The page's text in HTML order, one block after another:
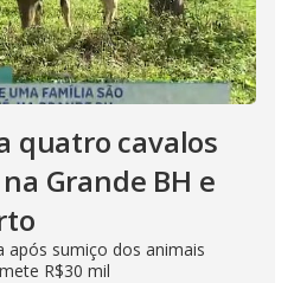
quatro cavalos
Grande BH e
após sumiço dos animais
R$30 mil